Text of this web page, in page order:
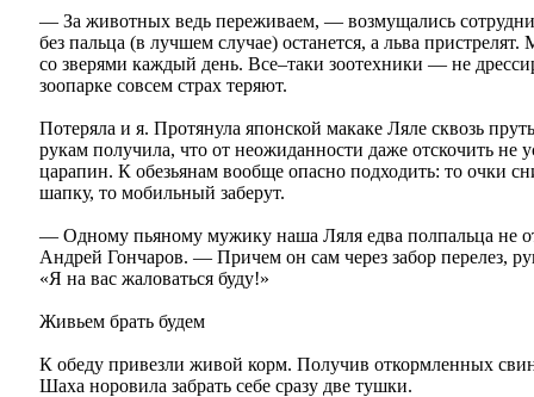
— За животных ведь переживаем, — возмущались
без пальца (в лучшем случае) останется, а льва
со зверями каждый день. Все–таки зоотехники — не
зоопарке совсем страх теряют.
Потеряла и я. Протянула японской макаке Ляле сквозь
рукам получила, что от неожиданности даже отскочить не
царапин. К обезьянам вообще опасно подходить: то очки
шапку, то мобильный заберут.
— Одному пьяному мужику наша Ляля едва полпальца не
Андрей Гончаров. — Причем он сам через забор перелез,
«Я на вас жаловаться буду!»
Живьем брать будем
К обеду привезли живой корм. Получив откормленных
Шаха норовила забрать себе сразу две тушки.